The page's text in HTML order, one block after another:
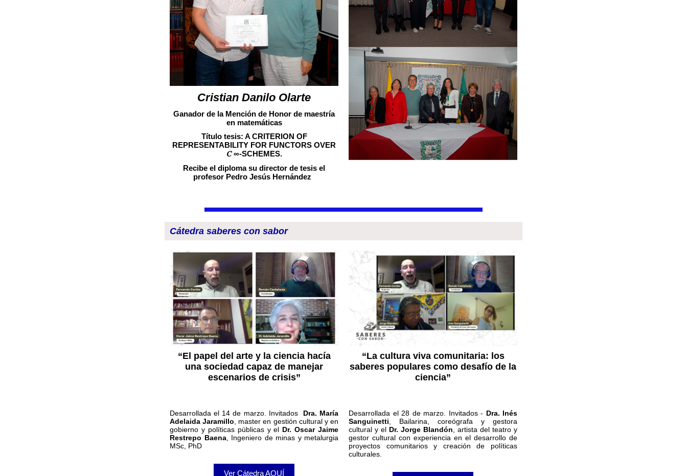
Cristian Danilo Olarte
Ganador de la Mención de Honor de maestría
en matemáticas
Título tesis: A CRITERION OF
REPRESENTABILITY FOR FUNCTORS OVER
𝐶 ∞-SCHEMES.
Recibe el diploma su director de tesis el
profesor Pedro Jesús Hernández
Cátedra saberes con sabor
“El papel del arte y la ciencia hacía
una sociedad capaz de manejar
escenarios de crisis”
Desarrollada el 14 de marzo. Invitados Dra. María
Adelaida Jaramillo , master en gestión cultural y en
gobierno y políticas públicas y el Dr. Oscar Jaime
Restrepo Baena, Ingeniero de minas y metalurgia
MSc, PhD
Ver Cátedra AQUÍ
“La cultura viva comunitaria: los
saberes populares como desafío de la
ciencia”
Desarrollada el 28 de marzo. Invitados - Dra. Inés
Sanguinetti , Bailarina, coreógrafa y gestora
cultural y el Dr. Jorge Blandón , artista del teatro y
gestor cultural con experiencia en el desarrollo de
proyectos comunitarios y creación de políticas
culturales.